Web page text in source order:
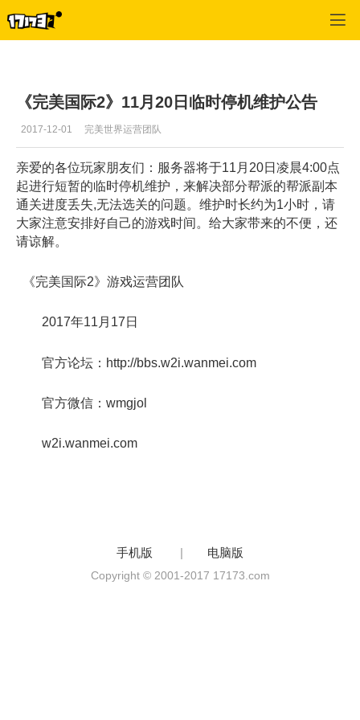
《完美国际2》11月20日临时停机维护公告
2017-12-01 完美世界运营团队
亲爱的各位玩家朋友们：服务器将于11月20日凌晨4:00点
起进行短暂的临时停机维护，来解决部分帮派的帮派副本
通关进度丢失,无法选关的问题。维护时长约为1小时，请
大家注意安排好自己的游戏时间。给大家带来的不便，还
请谅解。
《完美国际2》游戏运营团队
2017年11月17日
官方论坛：http://bbs.w2i.wanmei.com
官方微信：wmgjol
w2i.wanmei.com
手机版 | 电脑版
Copyright © 2001-2017 17173.com